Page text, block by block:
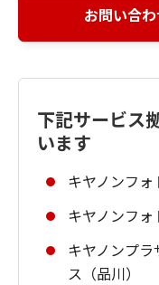
お問い合
下記サービス
います
キヤノンフ
キヤノンフ
キヤノンプ
ス（品川）